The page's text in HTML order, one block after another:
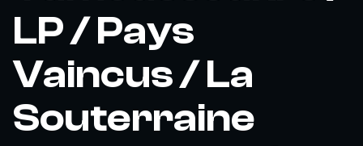
LP / Pays
Vaincus / La
Souterraine